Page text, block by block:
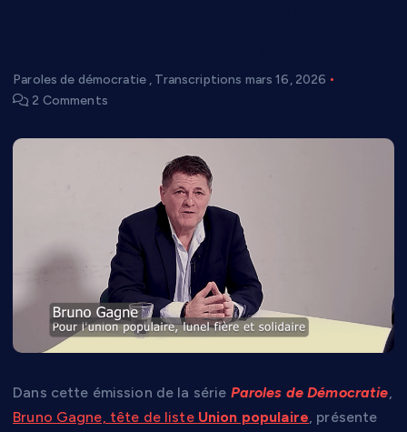
Paroles de démocratie , Transcriptions mars 16, 2026
2 Comments
Dans cette émission de la série Paroles de Démocratie,
Bruno Gagne, tête de liste Union populaire, présente